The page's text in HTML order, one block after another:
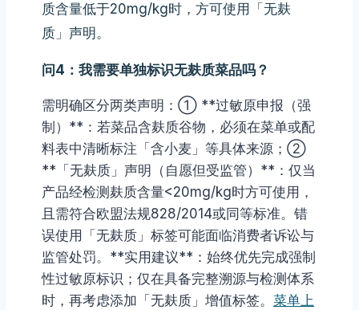
质含量低于20mg/kg时，方可使用「无麸
质」声明。
问4：我需要单独标识无麸质菜品吗？
需明确区分两类声明：① **过敏原申报（强
制）**：若菜品含麸质谷物，必须在菜单或配
料表中清晰标注「含小麦」等具体来源；②
**「无麸质」声明（自愿但受监管）**：仅当
产品经检测麸质含量<20mg/kg时方可使用，
且需符合欧盟法规828/2014或同等标准。错
误使用「无麸质」标签可能面临消费者诉讼与
监管处罚。**实用建议**：始终优先完成强制
性过敏原标识；仅在具备完整溯源与检测体系
时，再考虑添加「无麸质」增值标签。 菜单上